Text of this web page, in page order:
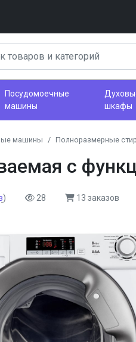
Посудомоечные
машины
шкафы
машины Полноразмерные
с
) 28 13 заказов